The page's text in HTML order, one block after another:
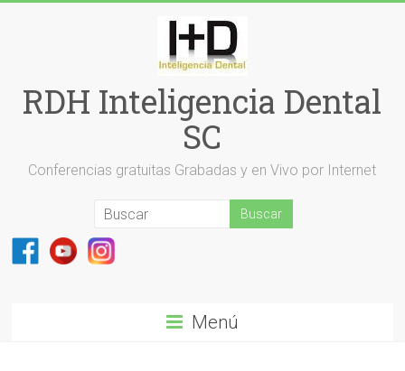
RDH Inteligencia Dental
SC
Conferencias gratuitas Grabadas y en Vivo por Internet
Menú